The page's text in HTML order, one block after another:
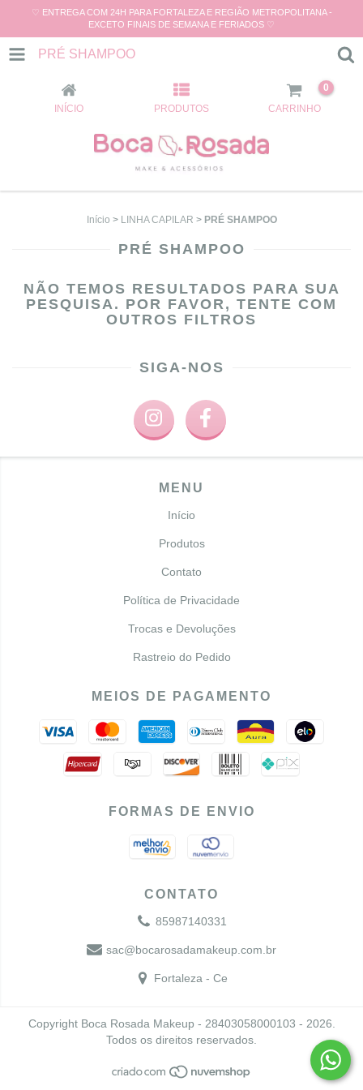
♡ ENTREGA COM 24H PARA FORTALEZA E REGIÃO METROPOLITANA -
EXCETO FINAIS DE SEMANA E FERIADOS ♡
PRÉ SHAMPOO
INÍCIO PRODUTOS CARRINHO
0
Início > LINHA CAPILAR > PRÉ SHAMPOO
PRÉ SHAMPOO
NÃO TEMOS RESULTADOS PARA SUA
PESQUISA. POR FAVOR, TENTE COM
OUTROS FILTROS
SIGA-NOS
MENU
Início
Produtos
Contato
Política de Privacidade
Trocas e Devoluções
Rastreio do Pedido
MEIOS DE PAGAMENTO
FORMAS DE ENVIO
CONTATO
85987140331
sac@bocarosadamakeup.com.br
Fortaleza - Ce
Copyright Boca Rosada Makeup - 28403058000103 - 2026.
Todos os direitos reservados.